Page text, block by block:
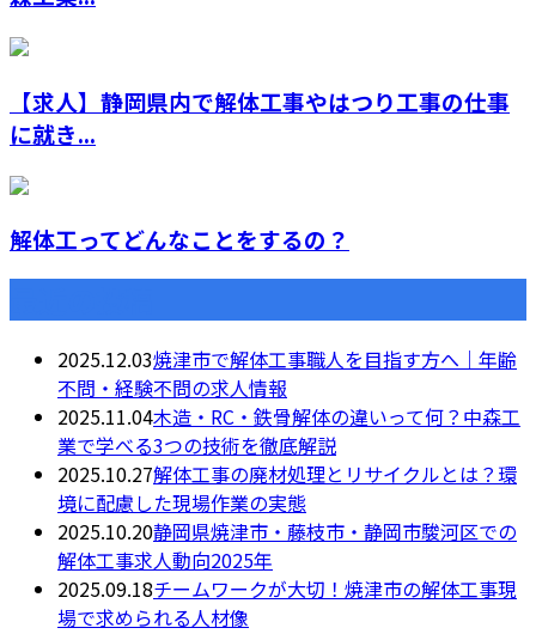
【求人】静岡県内で解体工事やはつり工事の仕事
に就き...
解体工ってどんなことをするの？
2025.12.03焼津市で解体工事職人を目指す方へ｜年齢
不問・経験不問の求人情報
2025.11.04木造・RC・鉄骨解体の違いって何？中森工
業で学べる3つの技術を徹底解説
2025.10.27解体工事の廃材処理とリサイクルとは？環
境に配慮した現場作業の実態
2025.10.20静岡県焼津市・藤枝市・静岡市駿河区での
解体工事求人動向2025年
2025.09.18チームワークが大切！焼津市の解体工事現
場で求められる人材像